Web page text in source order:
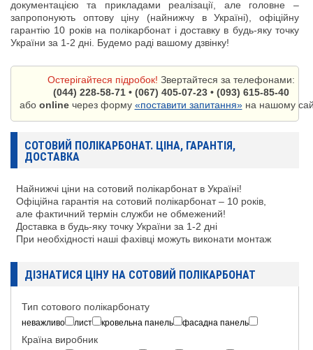
документацією та прикладами реалізації, але головне –
запропонують оптову ціну (найнижчу в Україні), офіційну
гарантію 10 років на полікарбонат і доставку в будь-яку точку
України за 1-2 дні. Будемо раді вашому дзвінку!
Остерігайтеся підробок! Звертайтеся за телефонами:
(044) 228-58-71 • (067) 405-07-23 • (093) 615-85-40
або onlineчерез форму «поставити запитання»на нашому
СОТОВИЙ ПОЛІКАРБОНАТ. ЦІНА, ГАРАНТІЯ,
ДОСТАВКА
Найнижчі ціни на сотовий полікарбонат в Україні!
Офіційна гарантія на сотовий полікарбонат – 10 років,
але фактичний термін служби не обмежений!
Доставка в будь-яку точку України за 1-2 дні
При необхідності наші фахівці можуть виконати монтаж
ДІЗНАТИСЯ ЦІНУ НА СОТОВИЙ ПОЛІКАРБОНАТ
Тип сотового полікарбонату
неважливо лист кровельна панель фасадна панель
Країна виробник